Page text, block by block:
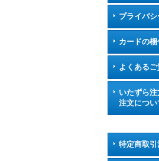
プライバ
カードの
よくあるご
いたずら
注文につい
特定商取引